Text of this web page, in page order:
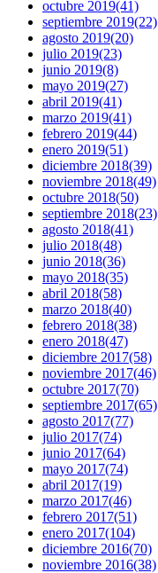
octubre 2019(41)
septiembre 2019(22)
agosto 2019(20)
julio 2019(23)
junio 2019(8)
mayo 2019(27)
abril 2019(41)
marzo 2019(41)
febrero 2019(44)
enero 2019(51)
diciembre 2018(39)
noviembre 2018(49)
octubre 2018(50)
septiembre 2018(23)
agosto 2018(41)
julio 2018(48)
junio 2018(36)
mayo 2018(35)
abril 2018(58)
marzo 2018(40)
febrero 2018(38)
enero 2018(47)
diciembre 2017(58)
noviembre 2017(46)
octubre 2017(70)
septiembre 2017(65)
agosto 2017(77)
julio 2017(74)
junio 2017(64)
mayo 2017(74)
abril 2017(19)
marzo 2017(46)
febrero 2017(51)
enero 2017(104)
diciembre 2016(70)
noviembre 2016(38)